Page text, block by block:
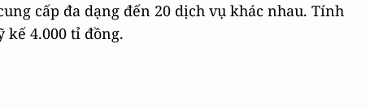
cấp đa dạng đến 20 dịch vụ khác nhau. Tính
kế 4.000 tỉ đồng.